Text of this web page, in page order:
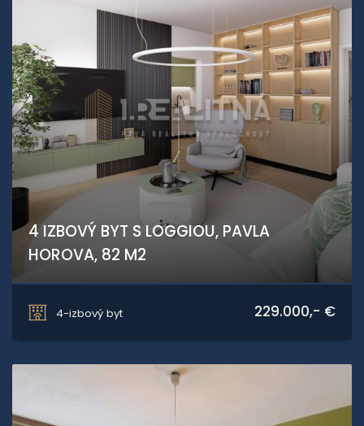
4 IZBOVÝ BYT S LOGGIOU, PAVLA
HOROVA, 82 M2
4-izbový byt
229.000,- €